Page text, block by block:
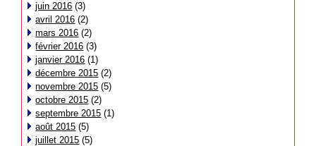
juin 2016 (3)
avril 2016 (2)
mars 2016 (2)
février 2016 (3)
janvier 2016 (1)
décembre 2015 (2)
novembre 2015 (5)
octobre 2015 (2)
septembre 2015 (1)
août 2015 (5)
juillet 2015 (5)